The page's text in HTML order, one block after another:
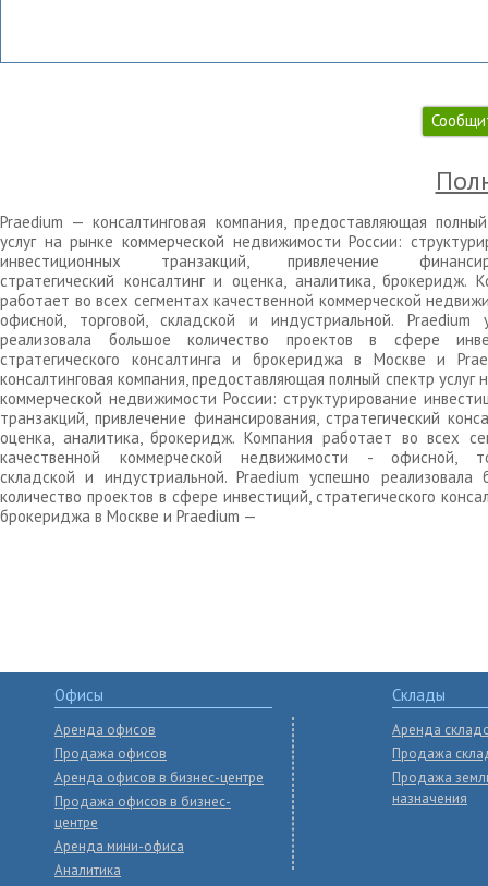
Praedium — консалтинговая компания, предоставляющая
услуг на рынке коммерческой недвижимости России:
инвестиционных транзакций, привлечение
стратегический консалтинг и оценка, аналитика, брокеридж.
работает во всех сегментах качественной коммерческой
офисной, торговой, складской и индустриальной. Praedium
реализовала большое количество проектов в сфере
стратегического консалтинга и брокериджа в Москве и
консалтинговая компания, предоставляющая полный спектр услуг
коммерческой недвижимости России: структурирование
транзакций, привлечение финансирования, стратегический
оценка, аналитика, брокеридж. Компания работает во всех
качественной коммерческой недвижимости - офисной,
складской и индустриальной. Praedium успешно реализовала
количество проектов в сфере инвестиций, стратегического
брокериджа в Москве и Praedium —
Офисы
Аренда офисов
Продажа офисов
Аренда офисов в бизнес-центре
Продажа офисов в бизнес-
центре
Аренда мини-офиса
Аналитика
Склады
Аренда
Продажа
Продажа
назначения